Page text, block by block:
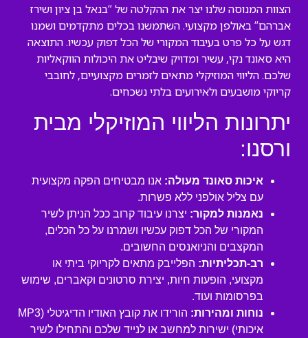
הצוות המנוסה שלנו יצר את ההקלטה של “בנאל בן ציון ושירז
אברהם” באולפן מקצועי. השתמשנו בכלים מתקדמים ושמנו
דגש על כל פרט בעיבוד המקורי של הכל דפוק עכשיו. התוצאה
היא סאונד נקי, עשיר ומדויק שיבליט את היכולות הווקאליות
שלכם. הליווי המוזיקלי מתאים לזמרים מקצועיים, לחובבי
קריוקי מושבעים ולאירועים בלתי נשכחים.
יתרונות הליווי המוזיקלי מבית
ורסנו:
איכות סאונד מעולה: אנו מבטיחים הפקה מקצועית
עם צליל אולפני ללא פשרות.
נאמנות למקור: יצרנו עיבוד קרוב ככל הניתן לשיר
המקורי של הכל דפוק עכשיו ושמרנו על כל הכלים,
המקצבים והניואנסים החשובים.
רב-תכליתיות: הפלייבק מתאים לקריוקי ביתי או
מקצועי, הופעות חיות, יצירת סרטונים וקאברים, שימוש
בפרסומות ועוד.
נוחות ומהירות:
הורידו את קובץ האודיו הדיגיטלי (MP3
איכותי) ישירות למחשב או לנייד שלכם והתחילו לשיר